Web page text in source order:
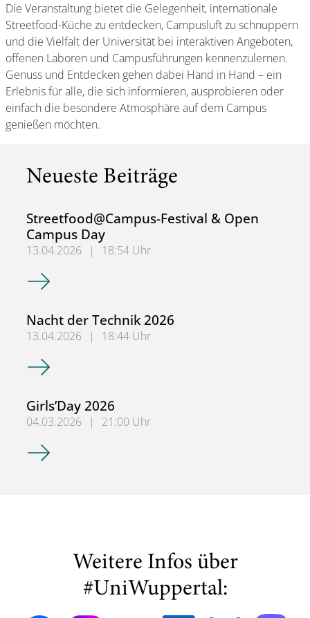
Die Veranstaltung bietet die Gelegenheit, internationale
Streetfood-Küche zu entdecken, Campusluft zu schnuppern
und die Vielfalt der Universität bei interaktiven Angeboten,
offenen Laboren und Campusführungen kennenzulernen.
Genuss und Entdecken gehen dabei Hand in Hand – ein
Erlebnis für alle, die sich informieren, ausprobieren oder
einfach die besondere Atmosphäre auf dem Campus
genießen möchten.
Neueste Beiträge
Streetfood@Campus-Festival & Open
Campus Day
13.04.2026 |
18:54 Uhr
Streetfood@Campus-Festival & Open Campus Day
Nacht der Technik 2026
13.04.2026 |
18:44 Uhr
Nacht der Technik 2026
Girls’Day 2026
04.03.2026 |
21:00 Uhr
Girls’Day 2026
Weitere Infos über
#UniWuppertal: